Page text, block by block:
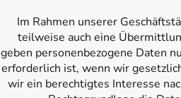
Im Rahmen unserer
teilweise auch eine
geben personenbezogene Daten
erforderlich ist, wenn wir
wir ein berechtigtes Interesse